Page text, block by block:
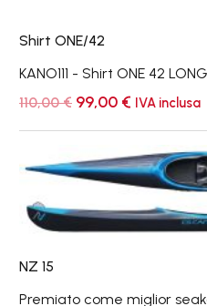
Shirt ONE/42
KANO111 - Shirt ONE 42 LONG
110,00€ Il
originale
110,00 €.
99,00 € Il
attuale
è:
99,00 €.
IVA inclusa
NZ 15
Premiato come miglior